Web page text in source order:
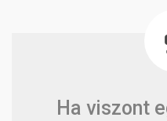
Ha viszont